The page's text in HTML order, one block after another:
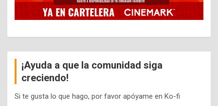
¡Ayuda a que la comunidad siga
creciendo!
Si te gusta lo que hago, por favor apóyame en Ko-fi